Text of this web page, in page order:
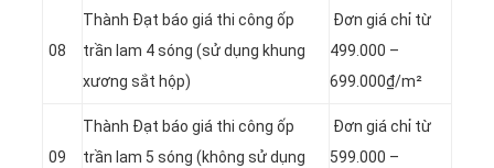
08
Thành Đạt báo giá thi công ốp
trần lam 4 sóng (sử dụng khung
xương sắt hộp)
Đơn giá chỉ từ
499.000 –
699.000₫/m²
09
Thành Đạt báo giá thi công ốp
trần lam 5 sóng (không sử dụng
Đơn giá chỉ từ
599.000 –